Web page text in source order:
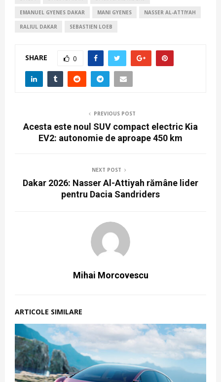
EMANUEL GYENES DAKAR MANI GYENES NASSER AL-ATTIYAH
RALIUL DAKAR SEBASTIEN LOEB
SHARE 0
PREVIOUS POST
Acesta este noul SUV compact electric Kia
EV2: autonomie de aproape 450 km
NEXT POST
Dakar 2026: Nasser Al-Attiyah rămâne lider
pentru Dacia Sandriders
Mihai Morcovescu
ARTICOLE SIMILARE